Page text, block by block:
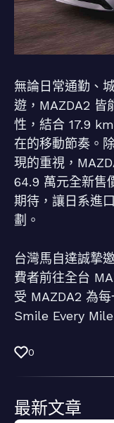
無論日常通勤、
遊，MAZDA2 皆
性，結合 17.9
在的移動節奏。
現的重視，
64.9 萬元全新售
期待，讓日系進
劃。
台灣馬自達誠摯
費者前往全台
受 MAZDA2 為
Smile Every Mile
0
最新文章